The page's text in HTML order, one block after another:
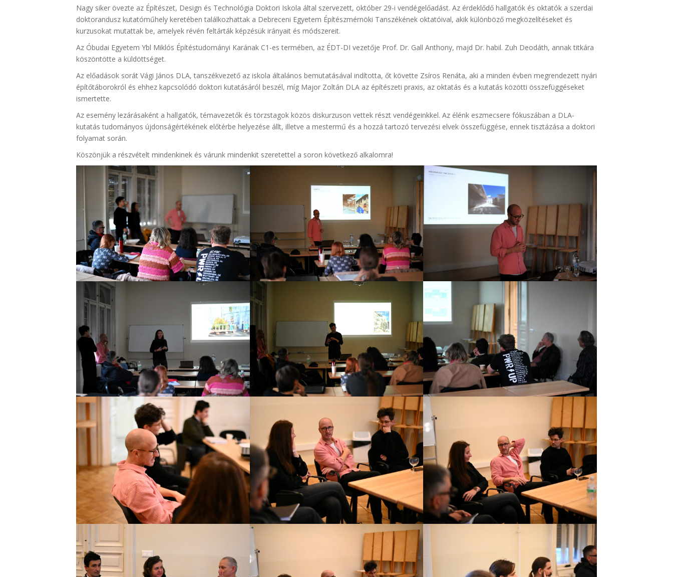
Nagy siker övezte az Építészet, Design és Technológia Doktori Iskola által szervezett, október 29-i vendégelőadást. Az érdeklődő hallgatók és oktatók a szerdai
doktorandusz kutatóműhely keretében találkozhattak a Debreceni Egyetem Építészmérnöki Tanszékének oktatóival, akik különböző megközelítéseket és
kurzusokat mutattak be, amelyek révén feltárták képzésük irányait és módszereit.
Az Óbudai Egyetem Ybl Miklós Építéstudományi Karának C1-es termében, az ÉDT-DI vezetője Prof. Dr. Gall Anthony, majd Dr. habil. Zuh Deodáth, annak titkára
köszöntötte a küldöttséget.
Az előadások sorát Vági János DLA, tanszékvezető az iskola általános bemutatásával indította, őt követte Zsíros Renáta, aki a minden évben megrendezett nyári
építőtáborokról és ehhez kapcsolódó doktori kutatásáról beszél, míg Major Zoltán DLA az építészeti praxis, az oktatás és a kutatás közötti összefüggéseket
ismertette.
Az esemény lezárásaként a hallgatók, témavezetők és törzstagok közös diskurzuson vettek részt vendégeinkkel. Az élénk eszmecsere fókuszában a DLA-
kutatás tudományos újdonságértékének előtérbe helyezése állt, illetve a mestermű és a hozzá tartozó tervezési elvek összefüggése, ennek tisztázása a doktori
folyamat során.
Köszönjük a részvételt mindenkinek és várunk mindenkit szeretettel a soron következő alkalomra!